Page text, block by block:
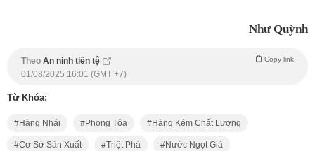
Như Quỳnh
Theo An ninh tiền tệ Copy link
01/08/2025 16:01 (GMT +7)
Từ Khóa:
Hàng Nhái Phong Tỏa Hàng Kém Chất Lượng
Cơ Sở Sản Xuất Triệt Phá Nước Ngọt Giả